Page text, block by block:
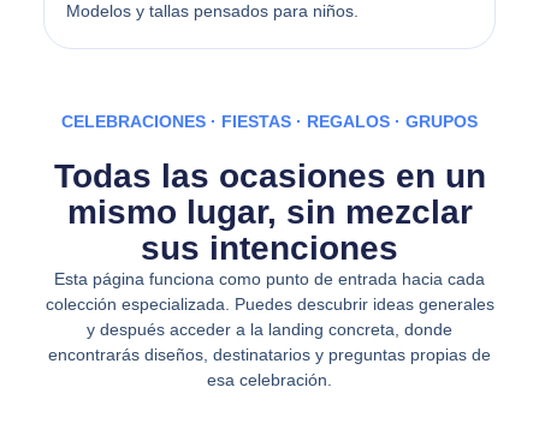
Modelos y tallas pensados para niños.
CELEBRACIONES · FIESTAS · REGALOS · GRUPOS
Todas las ocasiones en un
mismo lugar, sin mezclar
sus intenciones
Esta página funciona como punto de entrada hacia cada
colección especializada. Puedes descubrir ideas generales
y después acceder a la landing concreta, donde
encontrarás diseños, destinatarios y preguntas propias de
esa celebración.